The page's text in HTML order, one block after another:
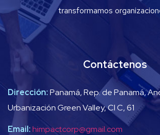
transformamos
Contáctenos
Dirección:Panamá, Rep. de Panamá,
Urbanización Green Valley, Cl C, 61
Email:himpactcorp@gmail.com